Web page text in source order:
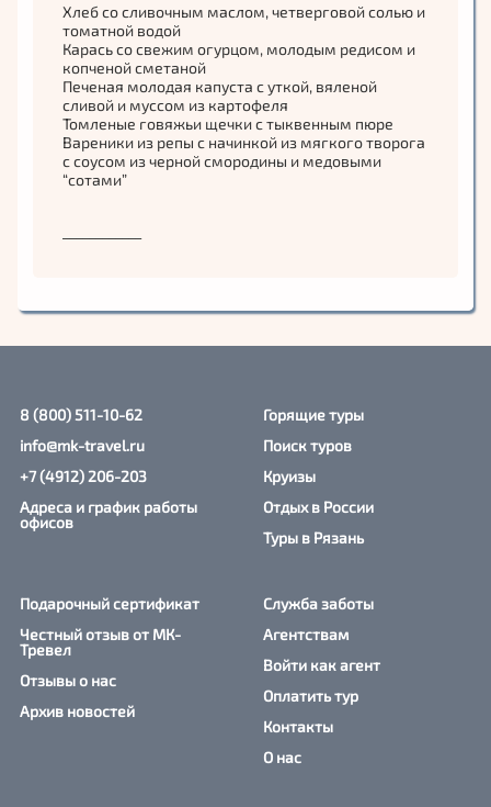
А мы хотим поделиться с гостями Рязанского края
воспоминаниями о той еде, которая была в детстве у
шефа Максима. Блюда, конечно же, трансформировались
и преобразились. Но Максим вложил в них свои знания и
умения, приобретённые за годы работы на кухне и
постарался сделать их достаточно простыми и
понятными для понимания.
Печеная молодая капуста с уткой, вяленой сливой и
муссом из картофеля
Томленые говяжьи щечки с тыквенным пюре
Вареники из репы с начинкой из мягкого творога с
соусом из черной смородины и медовыми “сотами”
____________
Хлеб со сливочным маслом, четверговой солью и
томатной водой
Карась со свежим огурцом, молодым редисом и
копченой сметаной
Печеная молодая капуста с уткой, вяленой
сливой и муссом из картофеля
Томленые говяжьи щечки с тыквенным пюре
Вареники из репы с начинкой из мягкого творога
с соусом из черной смородины и медовыми
“сотами”
8 (800) 511-10-62
info@mk-travel.ru
+7 (4912) 206-203
Адреса и график работы
офисов
Горящие туры
Поиск туров
Круизы
Отдых в России
Туры в Рязань
Подарочный сертификат
Честный отзыв от МК-
Тревел
Отзывы о нас
Архив новостей
Служба заботы
Агентствам
Войти как агент
Оплатить тур
Контакты
О нас